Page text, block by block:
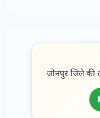
जौनपुर जिले की